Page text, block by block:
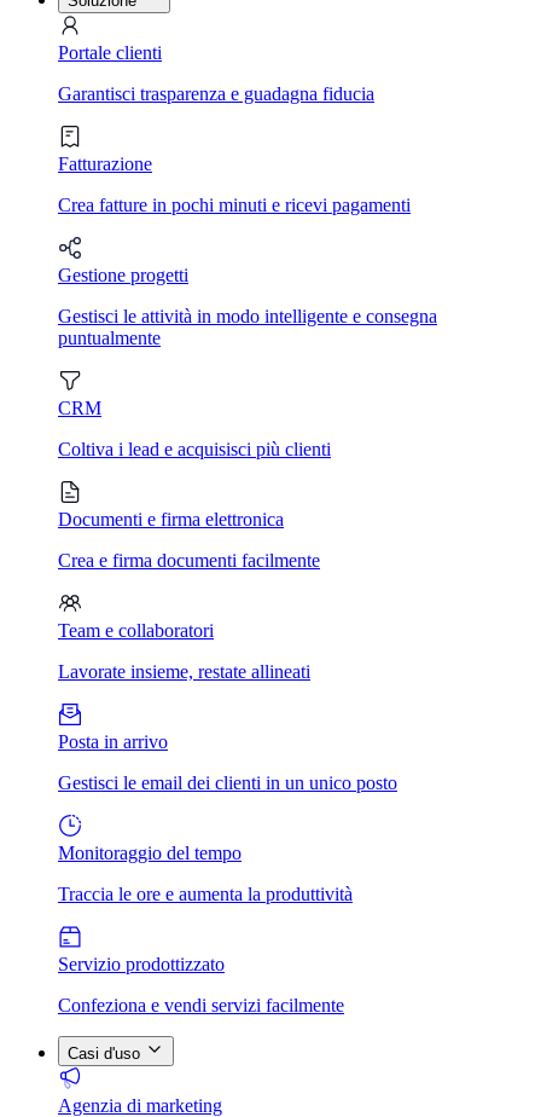
Portale clienti
Garantisci trasparenza e guadagna fiducia
Fatturazione
Crea fatture in pochi minuti e ricevi pagamenti
Gestione progetti
Gestisci le attività in modo intelligente e consegna
puntualmente
CRM
Coltiva i lead e acquisisci più clienti
Documenti e firma elettronica
Crea e firma documenti facilmente
Team e collaboratori
Lavorate insieme, restate allineati
Posta in arrivo
Gestisci le email dei clienti in un unico posto
Monitoraggio del tempo
Traccia le ore e aumenta la produttività
Servizio prodottizzato
Confeziona e vendi servizi facilmente
Casi d'uso
Agenzia di marketing